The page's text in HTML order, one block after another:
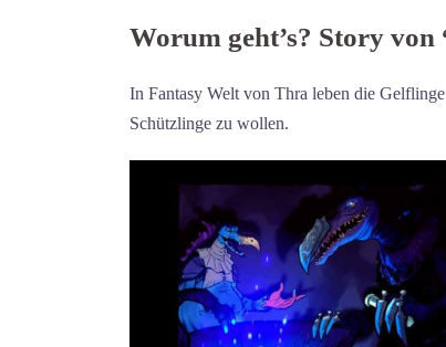
Worum geht’s? Story
In Fantasy Welt von Thra leben die
Schützlinge zu wollen.